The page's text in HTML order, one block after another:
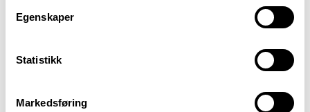
Egenskaper
Statistikk
Markedsføring
Disse studieprogrammene
Fiskeri- og havbruksvitenskap - bachelor